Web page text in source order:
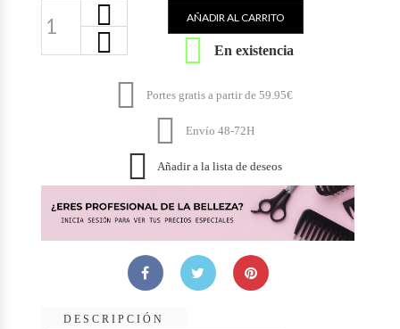
AÑADIR AL CARRITO
 En existencia
 Portes gratis a partir de 59.95€
 Envío 48-72H
 Añadir a la lista de deseos
DESCRIPCIÓN